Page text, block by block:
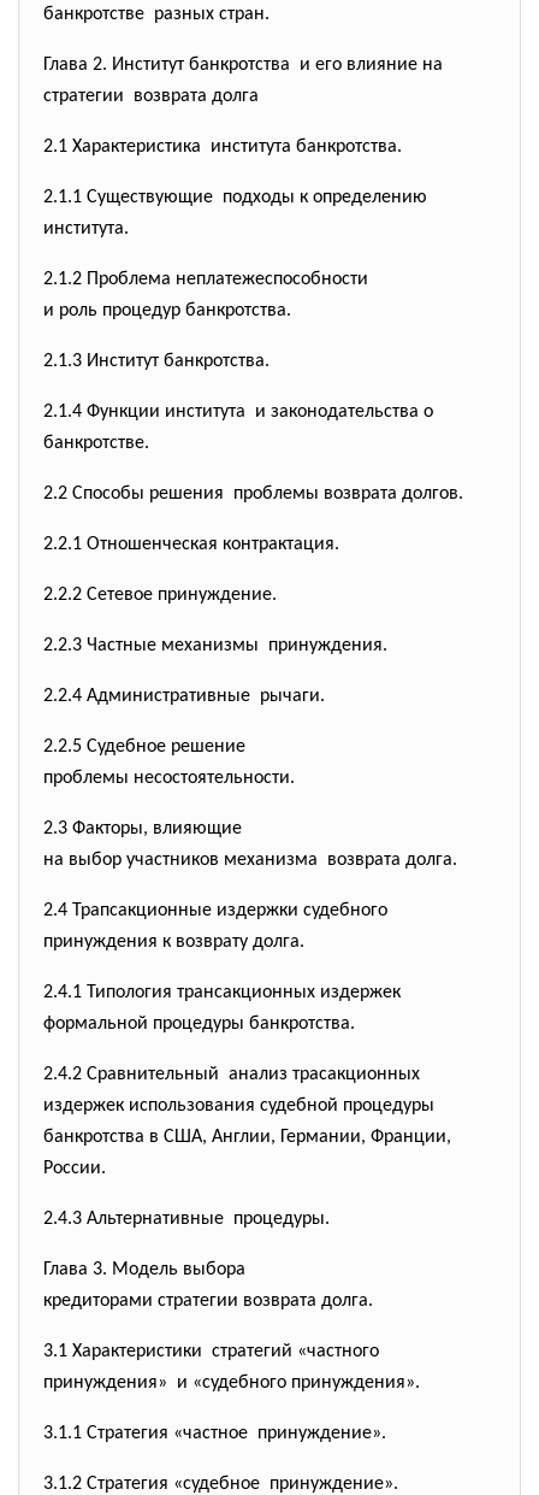
банкротстве разных стран.
Глава 2. Институт банкротства и его влияние на
стратегии возврата долга
2.1 Характеристика института банкротства.
2.1.1 Существующие подходы к определению
института.
2.1.2 Проблема неплатежеспособности
и роль процедур банкротства.
2.1.3 Институт банкротства.
2.1.4 Функции института и законодательства о
банкротстве.
2.2 Способы решения проблемы возврата долгов.
2.2.1 Отношенческая контрактация.
2.2.2 Сетевое принуждение.
2.2.3 Частные механизмы принуждения.
2.2.4 Административные рычаги.
2.2.5 Судебное решение
проблемы несостоятельности.
2.3 Факторы, влияющие
на выбор участников механизма возврата долга.
2.4 Трапсакционные издержки судебного
принуждения к возврату долга.
2.4.1 Типология трансакционных издержек
формальной процедуры банкротства.
2.4.2 Сравнительный анализ трасакционных
издержек использования судебной процедуры
банкротства в США, Англии, Германии, Франции,
России.
2.4.3 Альтернативные процедуры.
Глава 3. Модель выбора
кредиторами стратегии возврата долга.
3.1 Характеристики стратегий «частного
принуждения» и «судебного принуждения».
3.1.1 Стратегия «частное принуждение».
3.1.2 Стратегия «судебное принуждение».